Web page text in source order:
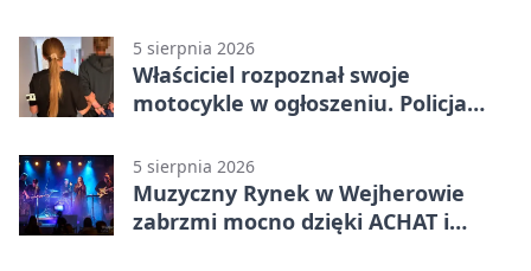
5 sierpnia 2026
Właściciel rozpoznał swoje
motocykle w ogłoszeniu. Policja
5 sierpnia 2026
Muzyczny Rynek w Wejherowie
zabrzmi mocno dzięki ACHAT i